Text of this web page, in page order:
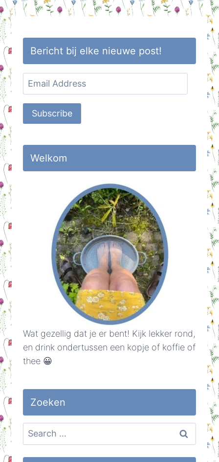
Bericht bij elke nieuwe post!
Email
Address
Subscribe
Welkom
Wat gezellig dat je er bent! Kijk lekker rond,
en drink ondertussen een kopje of koffie of
thee 😀
Zoeken
Search
for: